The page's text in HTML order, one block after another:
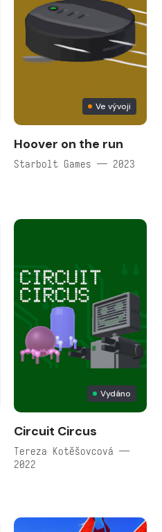
Ve vývoji
Hoover on the run
Starbolt Games — 2023
Vydáno
Circuit Circus
Tereza Kotěšovcová —
2022